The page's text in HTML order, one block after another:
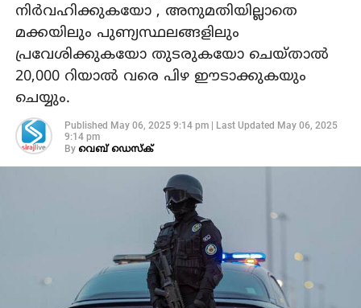
നിര്‍വഹിക്കുകയോ , അനുമതിയില്ലാതെ
മക്കയിലും പുണ്യസ്ഥലങ്ങളിലും
പ്രവേശിക്കുകയോ തുടരുകയോ ചെയ്താല്‍
20,000 റിയാല്‍ വരെ പിഴ ഈടാക്കുകയും
ചെയ്യും.
Published May 06, 2025 9:14 pm| Last Updated May 06, 2025
9:14 pm
By വെബ് ഡെസ്‌ക്